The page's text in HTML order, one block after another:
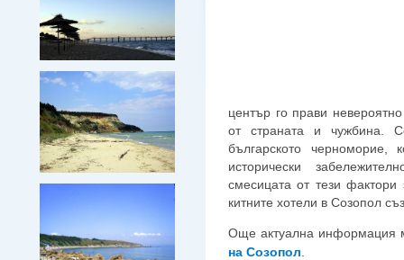
център го прави
от страната и чужбина.
българското черноморие,
исторически
смесицата от тези
китните хотели в Созопол
Още актуална информация
на Созопол